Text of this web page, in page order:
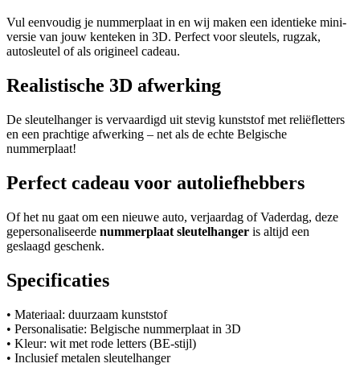
Vul eenvoudig je nummerplaat in en wij maken een identieke mini-
versie van jouw kenteken in 3D. Perfect voor sleutels, rugzak,
autosleutel of als origineel cadeau.
Realistische 3D afwerking
De sleutelhanger is vervaardigd uit stevig kunststof met reliëfletters
en een prachtige afwerking – net als de echte Belgische
nummerplaat!
Perfect cadeau voor autoliefhebbers
Of het nu gaat om een nieuwe auto, verjaardag of Vaderdag, deze
gepersonaliseerde nummerplaat sleutelhanger is altijd een
geslaagd geschenk.
Specificaties
• Materiaal: duurzaam kunststof
• Personalisatie: Belgische nummerplaat in 3D
• Kleur: wit met rode letters (BE-stijl)
• Inclusief metalen sleutelhanger